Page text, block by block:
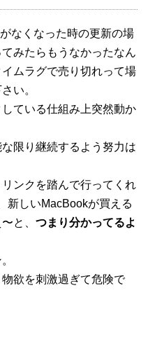
なくなった時の更新の場
みたらもうなかったなん
ムラグで売り切れって場
い。
ている仕組み上突然動か
限り継続するよう努力は
ンクを踏んで行ってくれ
新しいMacBookが買える
と、 つまり分かってるよ
欲を刺激過ぎて危険で